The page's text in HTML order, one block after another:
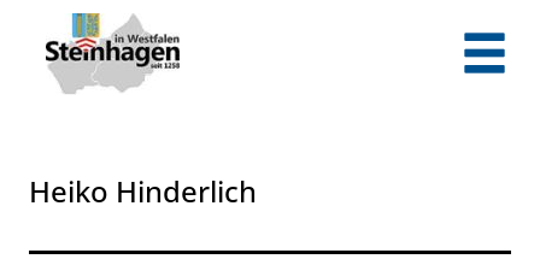
Zum Hauptinhalt springen
Zum Header
Zum Hauptinhalt
Zum Footer
Heiko Hinderlich